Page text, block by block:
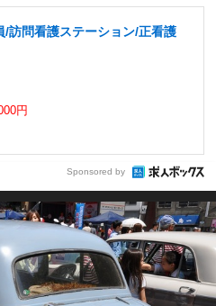
/訪問看護ステーション/正看護
円
Sponsored by